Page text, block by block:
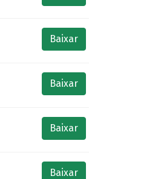
Baixar
Baixar
Baixar
Baixar